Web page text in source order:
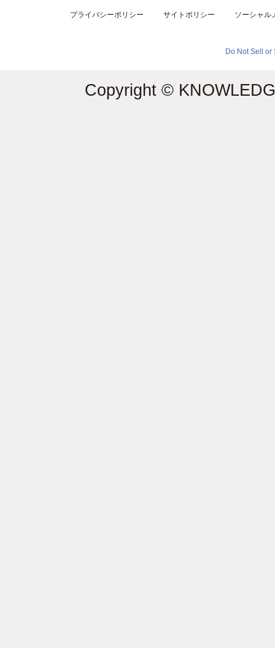
プライバシーポリシー サイトポリシー ソーシャル
Do Not Sell or
Copyright ©